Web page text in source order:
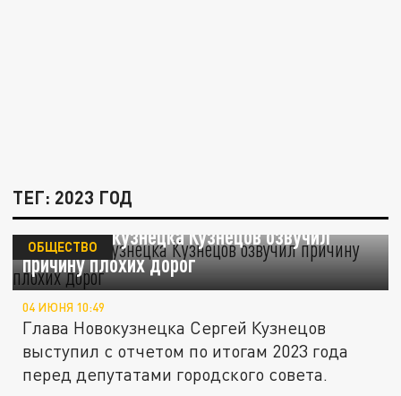
ТЕГ: 2023 ГОД
Глава Новокузнецка Кузнецов озвучил
причину плохих дорог
ОБЩЕСТВО
04 ИЮНЯ 10:49
Глава Новокузнецка Сергей Кузнецов
выступил с отчетом по итогам 2023 года
перед депутатами городского совета.